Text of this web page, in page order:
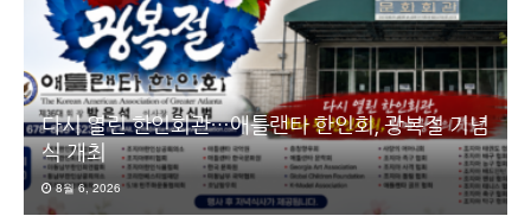
다시 열린 한인회관…애틀랜타 한인회, 광복절 기념
식 개최
8월 6, 2026